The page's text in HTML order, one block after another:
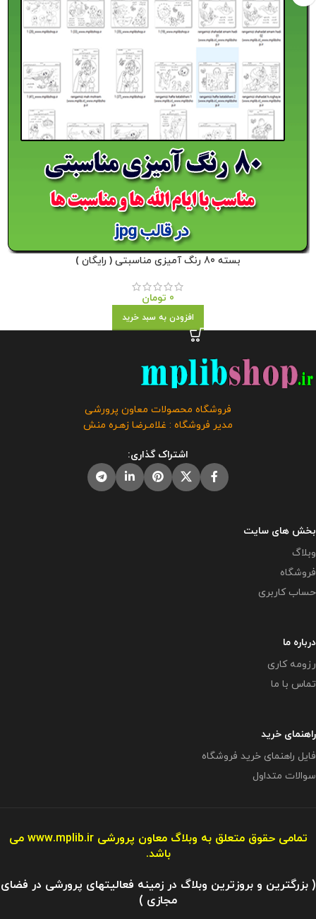
بسته 80 رنگ آمیزی مناسبتی ( رایگان )
0 تومان
افزودن به سبد خرید
فروشگاه محصولات معاون پرورشی
مدیر فروشگاه : غلامـرضا زهـره منش
اشتراک گذاری:
بخش های سایت
وبلاگ
فروشگاه
حساب کاربری
درباره ما
رزومه کاری
تماس با ما
راهنمای خرید
فایل راهنمای خرید فروشگاه
سوالات متداول
تمامی حقوق متعلق به وبلاگ معاون پرورشیwww.mplib.ir می
باشد.
( بزرگترین و بروزترین وبلاگ در زمینه فعالیتهای پرورشی در فضای
مجازی )